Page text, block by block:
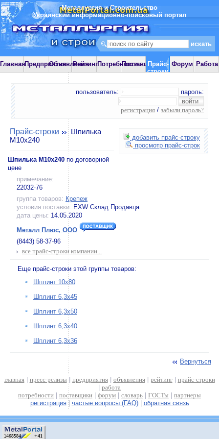
Металлургия и Строительство
Украинский информационно-поисковый портал
ГлавнаяПредприятияОбъявления
РейтингПотребностиПоставщики
Прайс-
строки
Форум Работа
пользователь: пароль:
регистрация / забыли пароль?
добавить прайс-строку
просмотр прайс-строк
Прайс-строки
Шпилька
М10х240
Шпилька М10х240 по договорной
цене
примечание:
22032-76
группа товаров: Крепеж
условия поставки: EXW Склад Продавца
дата цены: 14.05.2020
Металл Плюс, ООО
(8443) 58-37-96
все прайс-строки компании...
Еще прайс-строки этой группы товаров:
Шплинт 10х80
Шплинт 6,3х45
Шплинт 6,3х50
Шплинт 6,3х40
Шплинт 6,3х36
Вернуться
главная| пресс-релизы | предприятия| объявления| рейтинг| прайс-строки
работа
потребности
поставщики форум словарь ГОСТы
партнеры
регистрация| частые вопросы (FAQ)| обратная связь